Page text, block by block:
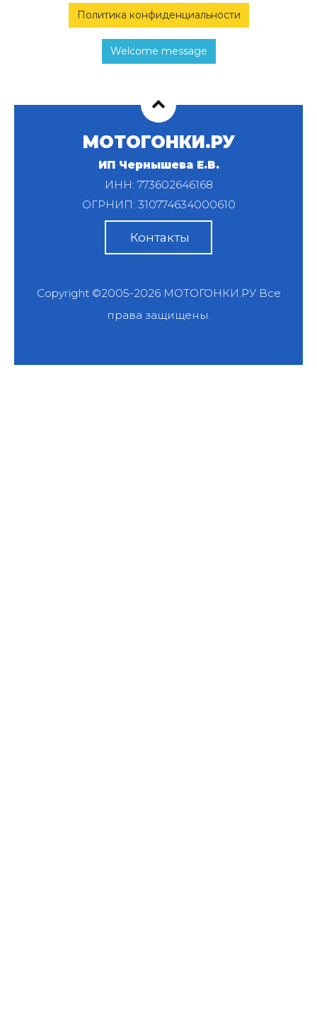
Политика конфиденциальности
Welcome message
МОТОГОНКИ.РУ
ИП Чернышева Е.В.
ИНН: 773602646168
ОГРНИП: 310774634000610
Контакты
Copyright ©2005-2026 МОТОГОНКИ.РУВсе
права защищены.